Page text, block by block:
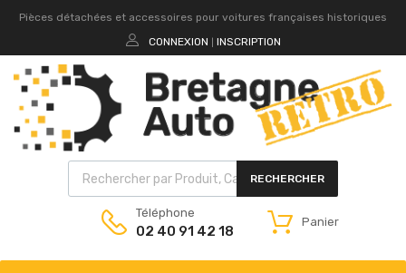
Pièces détachées et accessoires pour voitures françaises historiques
CONNEXION
INSCRIPTION
RECHERCHER
Téléphone
02 40 91 42 18
Panier